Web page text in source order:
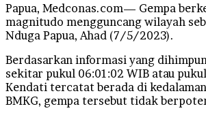
Papua, Medconas.com— Gempa
magnitudo mengguncang wilayah
Nduga Papua, Ahad (7/5/2023).
Berdasarkan informasi yang
sekitar pukul 06:01:02 WIB atau
Kendati tercatat berada di
BMKG, gempa tersebut tidak